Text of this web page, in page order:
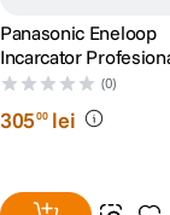
Panasonic Eneloop
Incarcator
Display LCD (0)
30500 lei